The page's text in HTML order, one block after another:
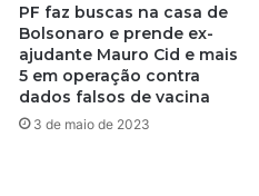
PF faz buscas na casa de
Bolsonaro e prende ex-
ajudante Mauro Cid e mais
5 em operação contra
dados falsos de vacina
3 de maio de 2023